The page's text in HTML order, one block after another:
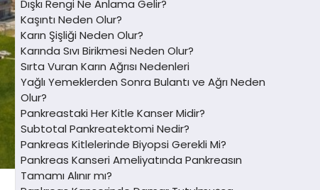
Dışkı Rengi Ne Anlama Gelir?
Kaşıntı Neden Olur?
Karın Şişliği Neden Olur?
Karında Sıvı Birikmesi Neden Olur?
Sırta Vuran Karın Ağrısı Nedenleri
Yağlı Yemeklerden Sonra Bulantı ve Ağrı Neden
Olur?
Pankreastaki Her Kitle Kanser Midir?
Subtotal Pankreatektomi Nedir?
Pankreas Kitlelerinde Biyopsi Gerekli Mi?
Pankreas Kanseri Ameliyatında Pankreasın
Tamamı Alınır mı?